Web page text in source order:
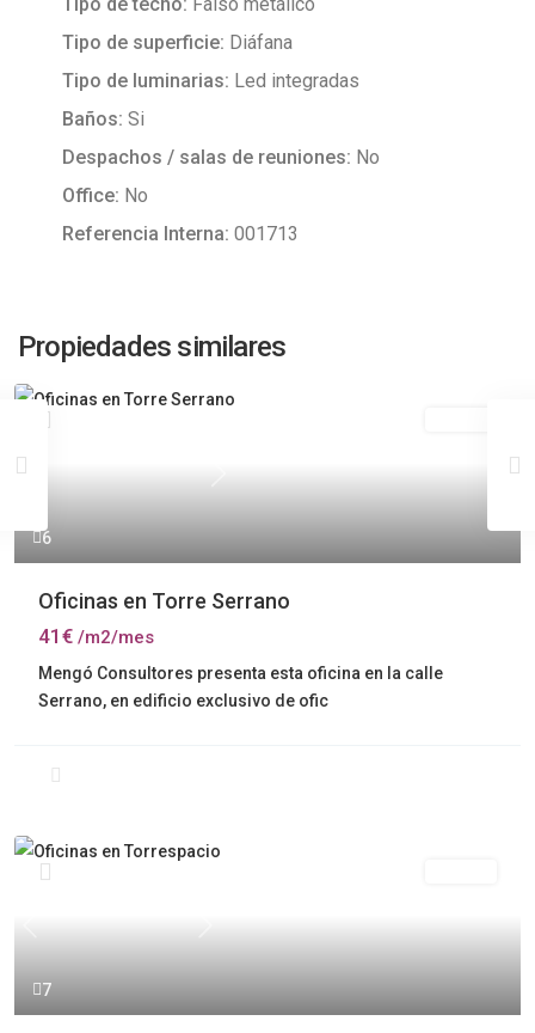
Tipo de superficie: Diáfana
Tipo de luminarias: Led integradas
Baños: Si
Despachos / salas de reuniones: No
Office: No
Referencia Interna: 001713
Propiedades similares
6
Next
Oficinas en Torre Serrano
41€ /m2/mes
Mengó Consultores presenta esta oficina en la calle
Serrano, en edificio exclusivo de ofic
7
Previous Next